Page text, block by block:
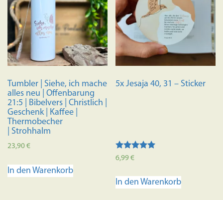
Tumbler | Siehe, ich mache
alles neu | Offenbarung
21:5 | Bibelvers | Christlich |
Geschenk | Kaffee |
Thermobecher
| Strohhalm
23,90€
In den Warenkorb
5x Jesaja 40, 31 – Sticker
Bewertet mit
5.00
6,99€
In den Warenkorb